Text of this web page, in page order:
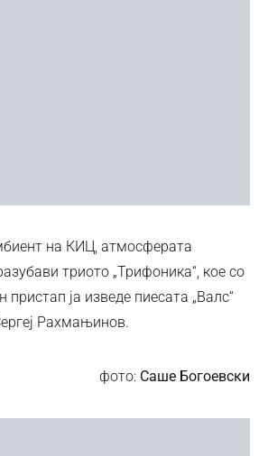
на КИЦ, атмосферата
триото „Трифоника“, кое со
пристап ја изведе пиесата „Валс“
Рахмањинов.
фото: Саше Богоевски